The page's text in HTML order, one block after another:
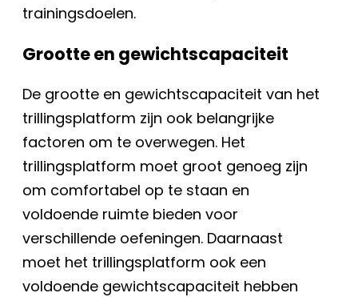
trainingsdoelen.
Grootte en gewichtscapaciteit
De grootte en gewichtscapaciteit van het
trillingsplatform zijn ook belangrijke
factoren om te overwegen. Het
trillingsplatform moet groot genoeg zijn
om comfortabel op te staan en
voldoende ruimte bieden voor
verschillende oefeningen. Daarnaast
moet het trillingsplatform ook een
voldoende gewichtscapaciteit hebben